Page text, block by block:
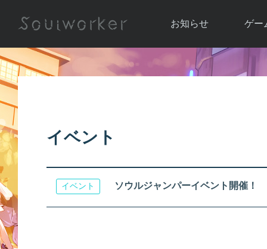
お知らせ
お知らせ一覧
ゲー
ソウ
アップ
イベント
イベント ソウルジャンパーイベント開催！